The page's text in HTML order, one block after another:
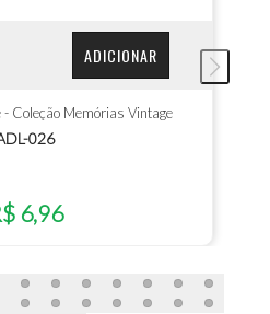
ADICIONAR
- Coleção Memórias Vintage
026
6,96